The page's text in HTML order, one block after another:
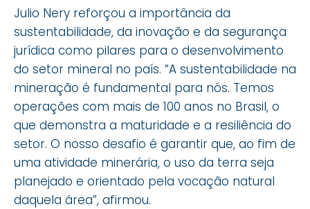
Julio Nery reforçou a importância da
sustentabilidade, da inovação e da segurança
jurídica como pilares para o desenvolvimento
do setor mineral no país. “A sustentabilidade na
mineração é fundamental para nós. Temos
operações com mais de 100 anos no Brasil, o
que demonstra a maturidade e a resiliência do
setor. O nosso desafio é garantir que, ao fim de
uma atividade minerária, o uso da terra seja
planejado e orientado pela vocação natural
daquela área”, afirmou.